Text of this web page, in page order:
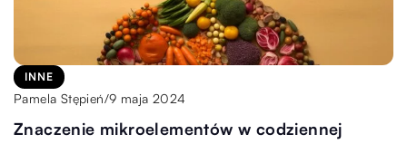
INNE
Pamela Stępień/9 maja 2024
Znaczenie mikroelementów w codziennej